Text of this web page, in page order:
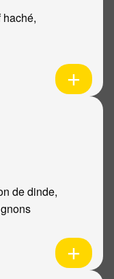
haché,
de dinde,